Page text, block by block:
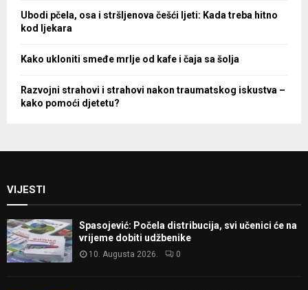
Ubodi pčela, osa i stršljenova češći ljeti: Kada treba hitno
kod ljekara
Kako ukloniti smeđe mrlje od kafe i čaja sa šolja
Razvojni strahovi i strahovi nakon traumatskog iskustva –
kako pomoći djetetu?
VIJESTI
Spasojević: Počela distribucija, svi učenici će na
vrijeme dobiti udžbenike
10. Augusta 2026. 0